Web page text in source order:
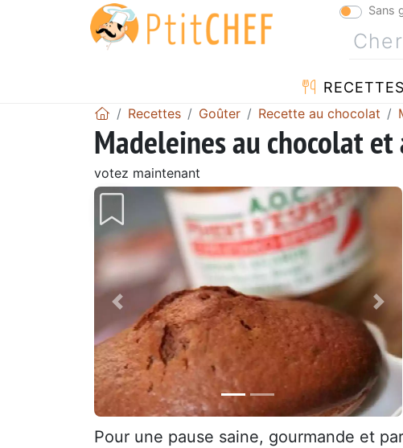
Sans
RECETTES
Recettes Goûter Recette au chocolat
Madeleines au chocolat
votez maintenant
Précédent
Pour une pause saine, gourmande et